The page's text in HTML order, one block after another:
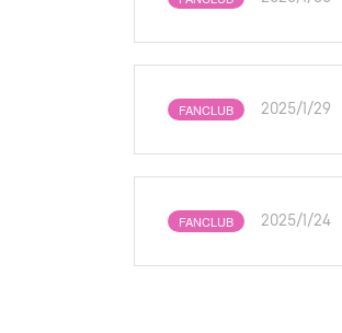
FANCLUB 2025/1/29
FANCLUB 2025/1/24